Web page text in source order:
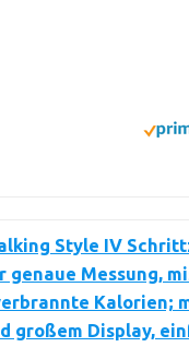
Style IV
genaue Messung,
Kalorien;
großem Display,